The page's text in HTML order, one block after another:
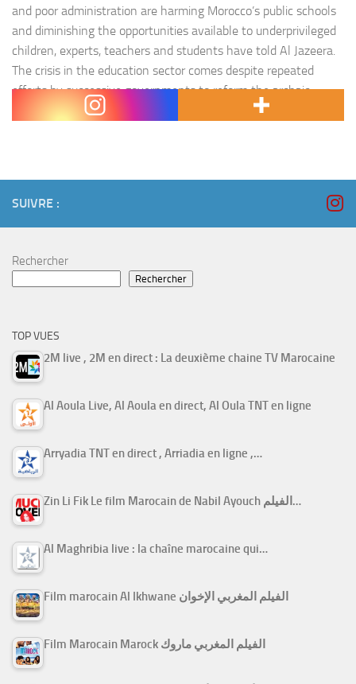
and poor administration are harming Morocco’s public schools
and diminishing the opportunities available to underprivileged
children, experts, teachers and students have told Al Jazeera.
The crisis in the education sector comes despite repeated
efforts by successive governments to reform the archaic
system. Meanwhile, social disparity…
SUIVRE :
Rechercher
Rechercher
TOP VUES
2M live , 2M en direct : La deuxième chaine TV Marocaine
Al Aoula Live, Al Aoula en direct, Al Oula TNT en ligne
Arryadia TNT en direct , Arriadia en ligne ,…
Zin Li Fik Le film Marocain de Nabil Ayouch الفيلم…
Al Maghribia live : la chaîne marocaine qui…
Film marocain Al Ikhwane الفيلم المغربي الإخوان
Film Marocain Marock الفيلم المغربي ماروك